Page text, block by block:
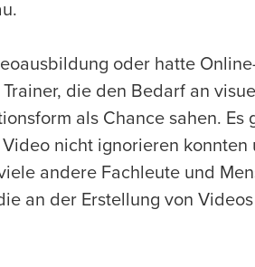
oder hatte
die den Bedarf an
als Chance sahen. Es
nicht ignorieren konnten
andere Fachleute und
an der Erstellung von